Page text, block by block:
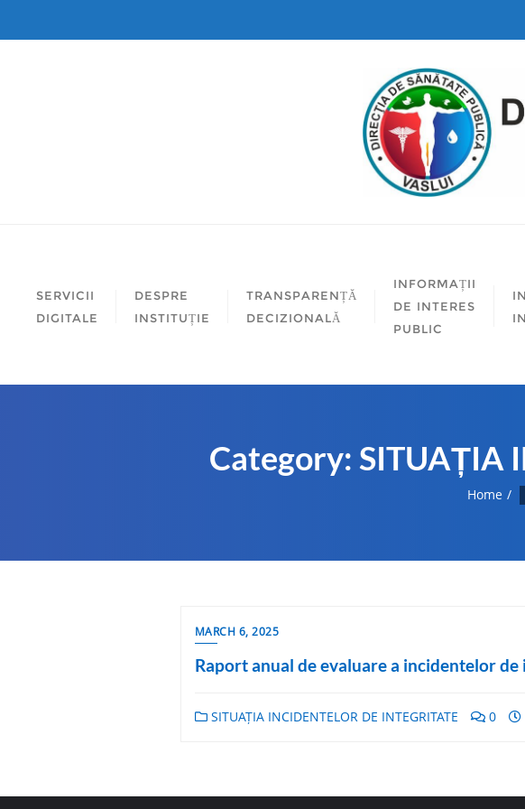
SERVICII
DIGITALE
DESPRE
INSTITUȚIE
TRANSPARENȚĂ
DECIZIONALĂ
INFORMAȚII
DE INTERES
PUBLIC
Category: SITUAȚIA
Home
MARCH 6, 2025
Raport anual de evaluare a incidentelor
SITUAȚIA INCIDENTELOR DE INTEGRITATE 0